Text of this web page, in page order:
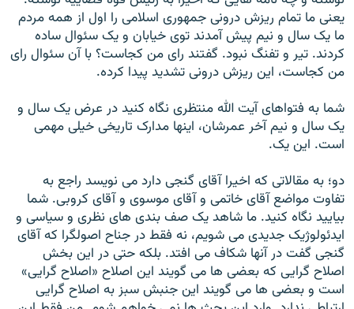
يعنی ما تمام ريزش درونی جمهوری اسلامی را اول از همه مردم
ما يک سال و نيم پيش آمدند توی خيابان و يک سئوال ساده
کردند. تير و تفنگ نبود. گفتند رای من کجاست؟ با آن سئوال رای
من کجاست، اين ريزش درونی تشديد پيدا کرده.
شما به فتواهای آيت الله منتظری نگاه کنيد در عرض يک سال و
يک سال و نيم آخر عمرشان، اينها مدارک تاريخی خيلی مهمی
است. اين يک.
دو؛ به مقالاتی که اخيرا آقای گنجی دارد می نويسد راجع به
تفاوت مواضع آقای خاتمی و آقای موسوی و آقای کروبی. شما
بياييد نگاه کنيد. ما شاهد يک صف بندی های نظری و سياسی و
ايدئولوژيک جديدی می شويم، نه فقط در جناح اصولگرا که آقای
گنجی گفت در آنها شکاف می افتد. بلکه حتی در اين بخش
اصلاح گرايی که بعضی ها می گويند اين اصلاح «اصلاح گرايی»
است و بعضی ها می گويند اين جنبش سبز به اصلاح گرايی